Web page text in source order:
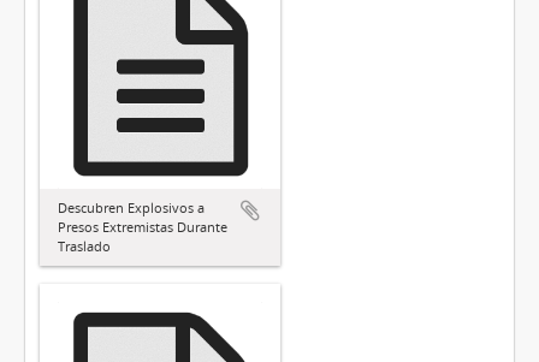
Descubren Explosivos a
Presos Extremistas Durante
Traslado